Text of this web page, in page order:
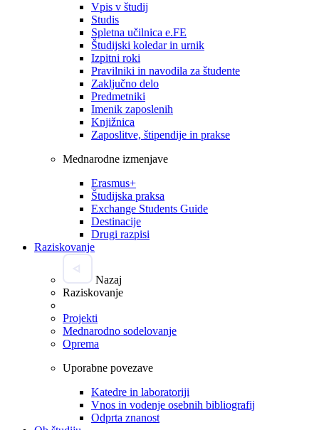
Vpis v študij
Studis
Spletna učilnica e.FE
Študijski koledar in urnik
Izpitni roki
Pravilniki in navodila za študente
Zaključno delo
Predmetniki
Imenik zaposlenih
Knjižnica
Zaposlitve, štipendije in prakse
Mednarodne izmenjave
Erasmus+
Študijska praksa
Exchange Students Guide
Destinacije
Drugi razpisi
Raziskovanje
Nazaj
Raziskovanje
Projekti
Mednarodno sodelovanje
Oprema
Uporabne povezave
Katedre in laboratoriji
Vnos in vodenje osebnih bibliografij
Odprta znanost